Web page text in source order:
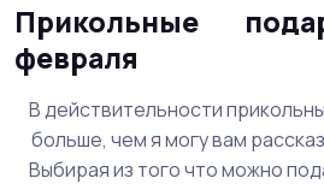
Прикольные
февраля
В действительности
больше, чем я могу вам
Выбирая из того что можно